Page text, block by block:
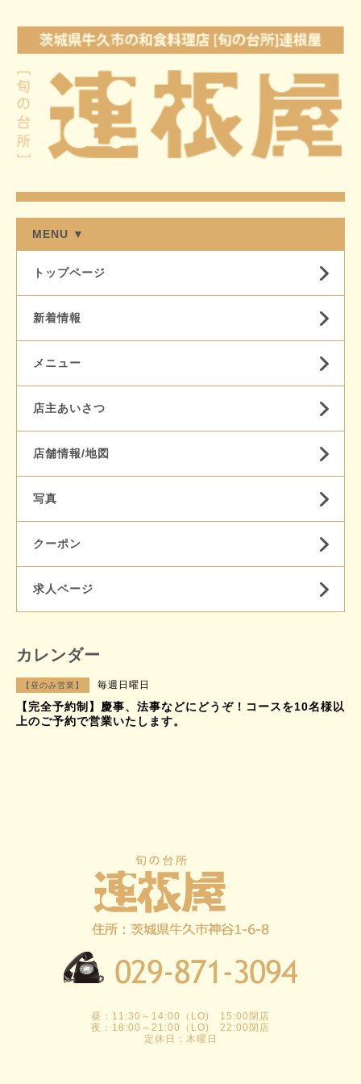
MENU ▼
トップページ
新着情報
メニュー
店主あいさつ
店舗情報/地図
写真
クーポン
求人ページ
カレンダー
【昼のみ営業】 毎週日曜日
【完全予約制】慶事、法事などにどうぞ！コースを10名様以
上のご予約で営業いたします。
昼：11:30～14:00（LO) 15:00閉店
夜：18:00～21:00（LO) 22:00閉店
定休日：木曜日